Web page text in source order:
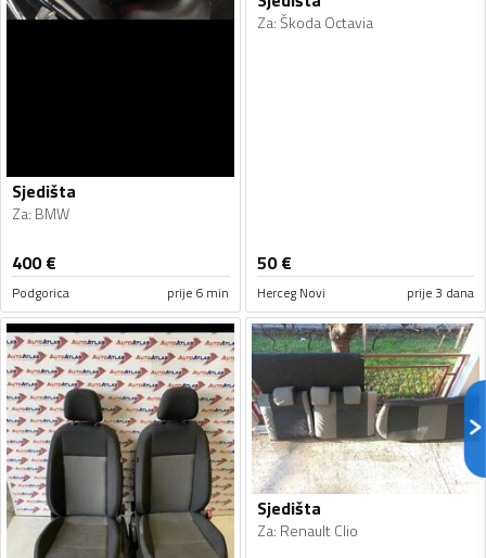
Sjedišta
Za: BMW
400€
Podgorica prije 6 min
Za:Škoda Octavia
50€
Herceg Novi prije 3 dana
Sjedišta
Za: Renault Clio